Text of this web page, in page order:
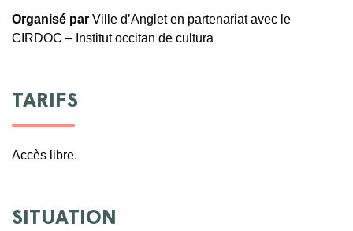
Organisé par Ville d’Anglet en partenariat avec le
CIRDOC – Institut occitan de cultura
TARIFS
Accès libre.
SITUATION